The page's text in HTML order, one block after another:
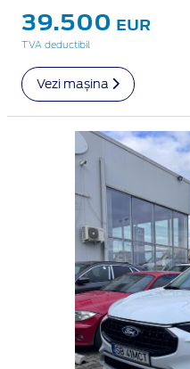
39.500 EUR
TVA deductibil
Vezi mașina